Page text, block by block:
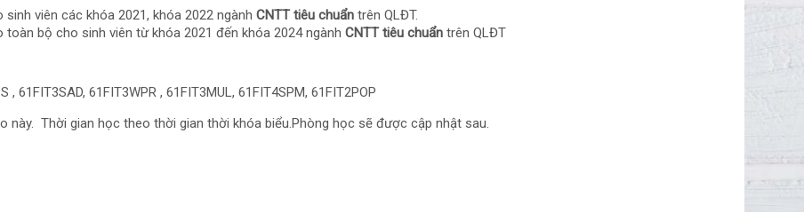
viên các khóa 2021, khóa 2022 ngànhCNTT tiêu chuẩntrên QLĐT.
bộ cho sinh viên từ khóa 2021 đến khóa 2024 ngànhCNTT tiêu chuẩntrên QLĐT
61FIT3SAD, 61FIT3WPR , 61FIT3MUL, 61FIT4SPM, 61FIT2POP
này. Thời gian học theo thời gian thời khóa biểu.Phòng học sẽ được cập nhật sau.